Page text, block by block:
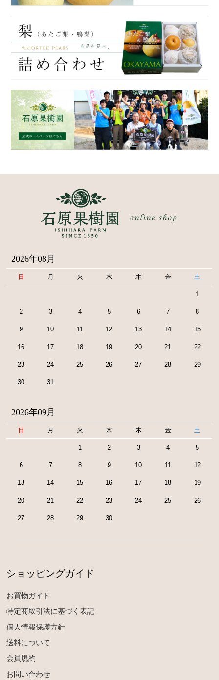
2026年08月
日 月 火 水 木 金 土
1
2 3 4 5 6 7 8
9 10 11 12 13 14 15
16 17 18 19 20 21 22
23 24 25 26 27 28 29
30 31
2026年09月
日 月 火 水 木 金 土
1 2 3 4 5
6 7 8 9 10 11 12
13 14 15 16 17 18 19
20 21 22 23 24 25 26
27 28 29 30
ショッピングガイド
お買物ガイド
特定商取引法に基づく表記
個人情報保護方針
送料について
会員規約
お問い合わせ